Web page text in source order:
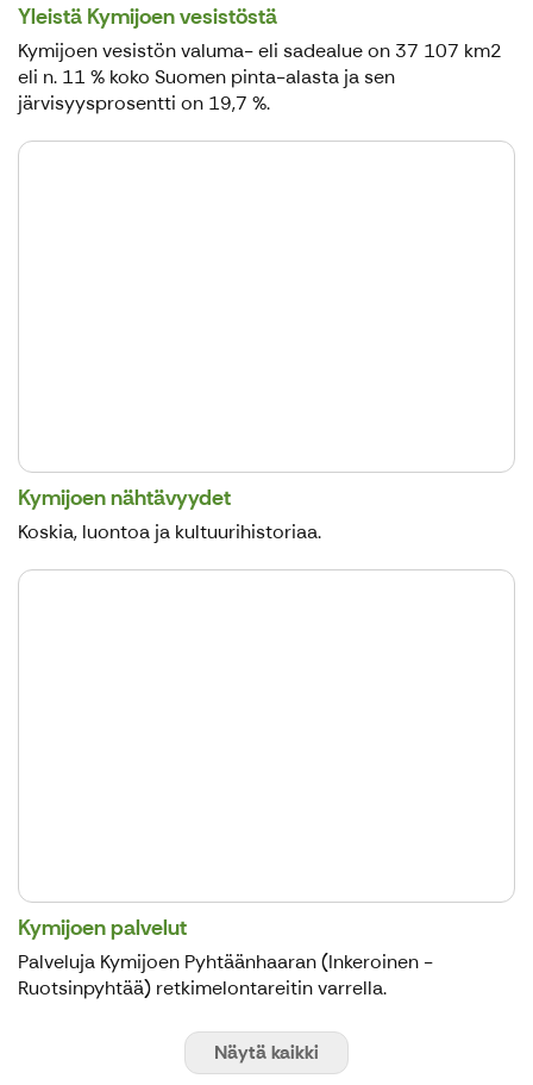
Yleistä Kymijoen vesistöstä
Kymijoen vesistön valuma- eli sadealue on 37 107 km2
eli n. 11 % koko Suomen pinta-alasta ja sen
järvisyysprosentti on 19,7 %.
Kymijoen nähtävyydet
Koskia, luontoa ja kultuurihistoriaa.
Kymijoen palvelut
Palveluja Kymijoen Pyhtäänhaaran (Inkeroinen -
Ruotsinpyhtää) retkimelontareitin varrella.
Näytä kaikki